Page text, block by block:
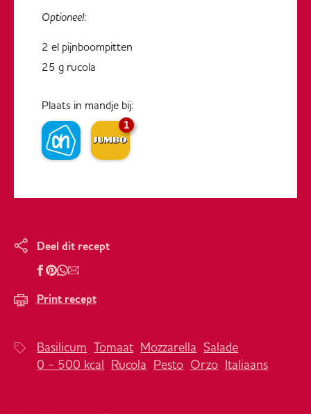
Optioneel:
2 el pijnboompitten
25 g rucola
Plaats in mandje bij:
1
Deel dit recept
Print recept
Basilicum Tomaat Mozzarella Salade
0 - 500 kcal Rucola Pesto Orzo Italiaans